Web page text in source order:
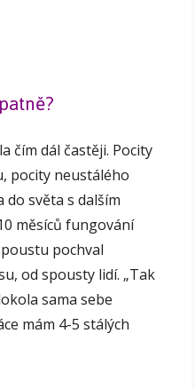
čím dál častěji. Pocity
pocity neustálého
do světa s dalším
měsíců fungování
pochval
od spousty lidí. „Tak
sama sebe
mám 4-5 stálých